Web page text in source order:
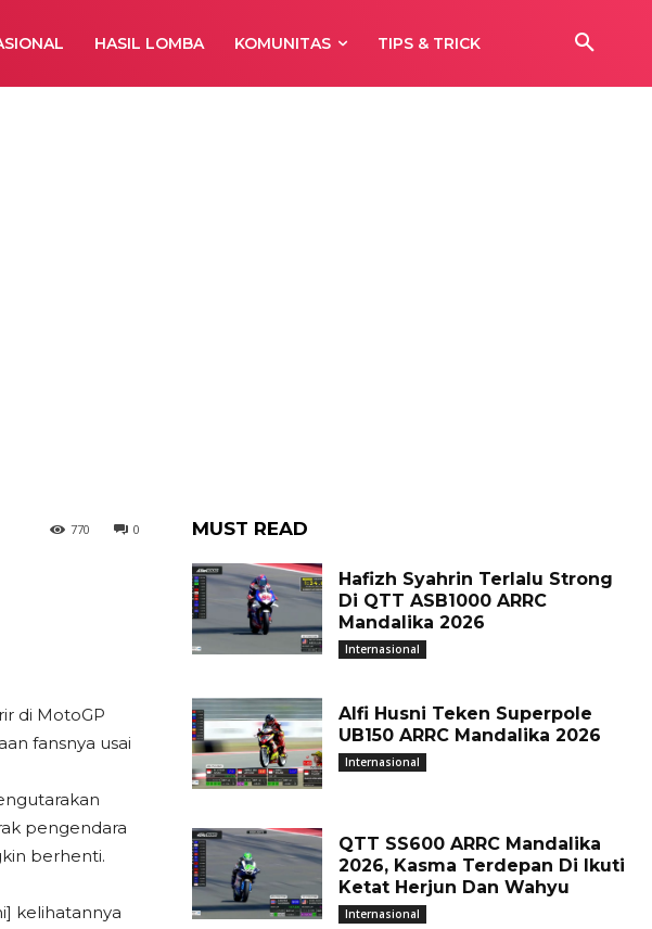
HASIL LOMBA KOMUNITAS TIPS & TRICK
0
770
di MotoGP
fansnya usai
pengendara
berhenti.
kelihatannya
MUST READ
Hafizh Syahrin Terlalu Strong
Di QTT ASB1000 ARRC
Mandalika 2026
Internasional
Alfi Husni Teken Superpole
UB150 ARRC Mandalika 2026
Internasional
QTT SS600 ARRC Mandalika
2026, Kasma Terdepan Di Ikuti
Ketat Herjun Dan Wahyu
Internasional